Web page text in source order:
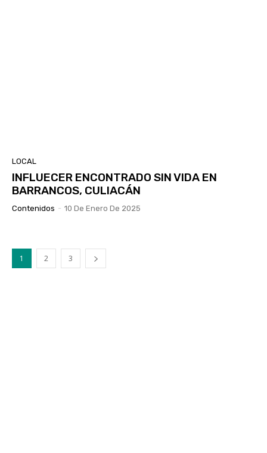
LOCAL
INFLUECER ENCONTRADO SIN VIDA EN
BARRANCOS, CULIACÁN
Contenidos - 10 De Enero De 2025
1 2 3